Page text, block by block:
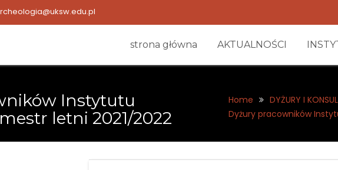
strona główna AKTUALNOŚCI
Instytutu
letni 2021/2022
Home
DYŻURY I
Dyżury pracowników